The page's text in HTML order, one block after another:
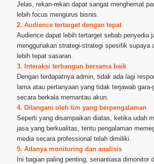
Jelas, rekan-rekan dapat sangat menghemat
lebih focus mengurus bisnis.
2. Audience tertarget dengan tepat
Audience dapat lebih tertarget sebab penyedia
menggunakan strategi-strategi spesifik supaya
lebih tepat sasaran.
3. Interaksi terbangun bersama baik
Dengan terdapatnya admin, tidak ada lagi
lama atau pertanyaan yang tidak terjawab
secara berkala memantau akun.
4. Ditangani oleh tim yang berpengalaman
Seperti yang disampaikan diatas, ketika udah
jasa yang berkualitas, tentu pengalaman
media secara professional telah dimiliki.
5. Adanya monitoring dan analisis
Ini bagian paling penting, senantiasa dimonitor